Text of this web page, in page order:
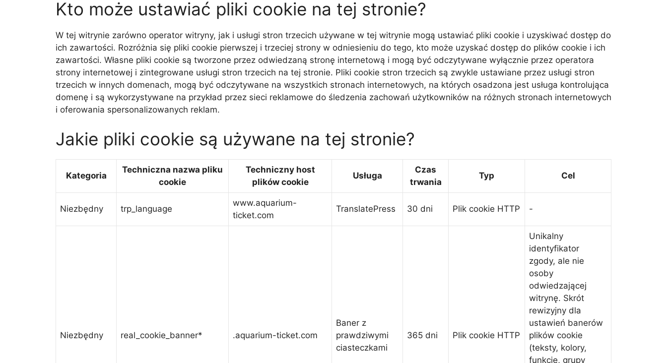
Kto może ustawiać pliki cookie na tej stronie?
W tej witrynie zarówno operator witryny, jak i usługi stron trzecich używane w tej witrynie mogą ustawiać pliki cookie i uzyskiwać dostęp do
ich zawartości. Rozróżnia się pliki cookie pierwszej i trzeciej strony w odniesieniu do tego, kto może uzyskać dostęp do plików cookie i ich
zawartości. Własne pliki cookie są tworzone przez odwiedzaną stronę internetową i mogą być odczytywane wyłącznie przez operatora
strony internetowej i zintegrowane usługi stron trzecich na tej stronie. Pliki cookie stron trzecich są zwykle ustawiane przez usługi stron
trzecich w innych domenach, mogą być odczytywane na wszystkich stronach internetowych, na których osadzona jest usługa kontrolująca
domenę i są wykorzystywane na przykład przez sieci reklamowe do śledzenia zachowań użytkowników na różnych stronach internetowych
i oferowania spersonalizowanych reklam.
Jakie pliki cookie są używane na tej stronie?
Kategoria
Techniczna nazwa pliku
cookie
Techniczny host
plików cookie
Usługa
Czas
trwania
Typ Cel
Niezbędny trp_language
www.aquarium-
ticket.com
TranslatePress 30 dni Plik cookie HTTP -
Niezbędny real_cookie_banner* .aquarium-ticket.com
Baner z
prawdziwymi
ciasteczkami
365 dni Plik cookie HTTP
Unikalny
identyfikator
zgody, ale nie
osoby
odwiedzającej
witrynę. Skrót
rewizyjny dla
ustawień banerów
plików cookie
(teksty, kolory,
funkcje, grupy